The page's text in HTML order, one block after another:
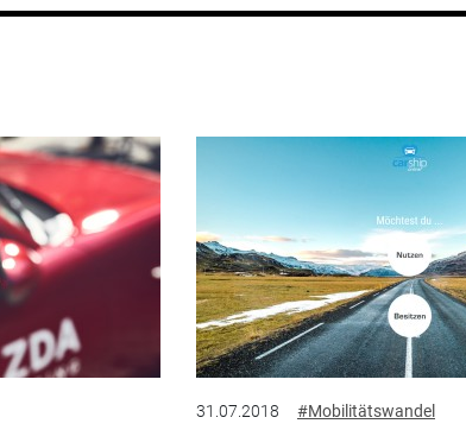
31.07.2018 #Mobilitätswandel